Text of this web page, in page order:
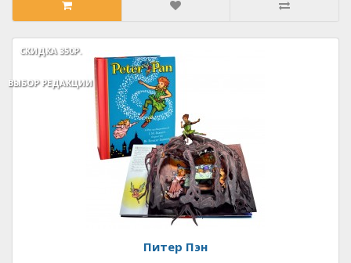
Питер Пэн
СКИДКА 350Р.
ВЫБОР РЕДАКЦИИ
СКИДКА 350Р.
ВЫБОР РЕДАКЦИИ